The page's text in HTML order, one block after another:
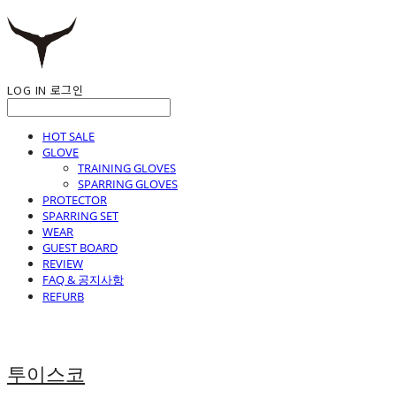
LOG IN 로그인
HOT SALE
GLOVE
TRAINING GLOVES
SPARRING GLOVES
PROTECTOR
SPARRING SET
WEAR
GUEST BOARD
REVIEW
FAQ & 공지사항
REFURB
투이스코